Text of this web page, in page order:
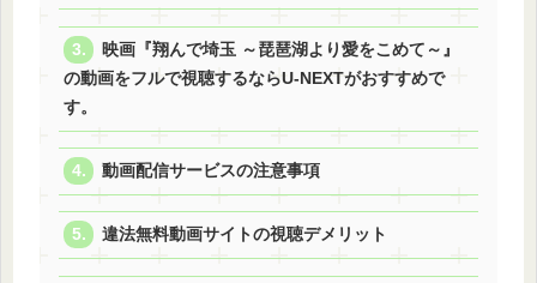
映画『翔んで埼玉 ～琵琶湖より愛をこめて～』
の動画をフルで視聴するならU-NEXTがおすすめで
す。
動画配信サービスの注意事項
違法無料動画サイトの視聴デメリット